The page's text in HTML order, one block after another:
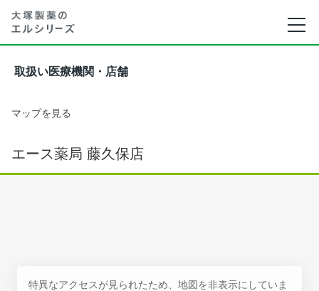
取扱い医療機関・店舗
マップを見る
エース薬局 藤久保店
特異なアクセスが見られたため、地図を非表示にしていま